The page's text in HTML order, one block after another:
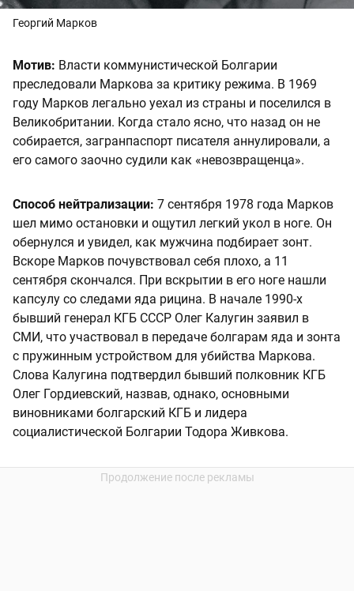
Георгий Марков
Мотив: Власти коммунистической Болгарии
преследовали Маркова за критику режима. В 1969
году Марков легально уехал из страны и поселился в
Великобритании. Когда стало ясно, что назад он не
собирается, загранпаспорт писателя аннулировали, а
его самого заочно судили как «невозвращенца».
Способ нейтрализации: 7 сентября 1978 года Марков
шел мимо остановки и ощутил легкий укол в ноге. Он
обернулся и увидел, как мужчина подбирает зонт.
Вскоре Марков почувствовал себя плохо, а 11
сентября скончался. При вскрытии в его ноге нашли
капсулу со следами яда рицина. В начале 1990-х
бывший генерал КГБ СССР Олег Калугин заявил в
СМИ, что участвовал в передаче болгарам яда и зонта
с пружинным устройством для убийства Маркова.
Слова Калугина подтвердил бывший полковник КГБ
Олег Гордиевский, назвав, однако, основными
виновниками болгарский КГБ и лидера
социалистической Болгарии Тодора Живкова.